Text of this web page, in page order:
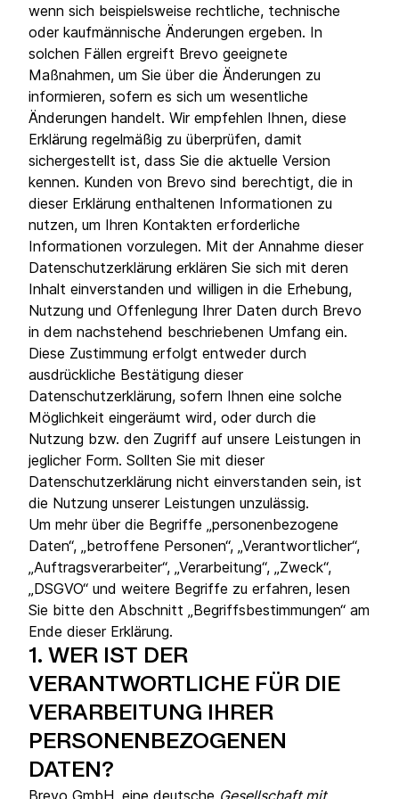
wenn sich beispielsweise rechtliche, technische
oder kaufmännische Änderungen ergeben. In
solchen Fällen ergreift Brevo geeignete
Maßnahmen, um Sie über die Änderungen zu
informieren, sofern es sich um wesentliche
Änderungen handelt. Wir empfehlen Ihnen, diese
Erklärung regelmäßig zu überprüfen, damit
sichergestellt ist, dass Sie die aktuelle Version
kennen. Kunden von Brevo sind berechtigt, die in
dieser Erklärung enthaltenen Informationen zu
nutzen, um Ihren Kontakten erforderliche
Informationen vorzulegen. Mit der Annahme dieser
Datenschutzerklärung erklären Sie sich mit deren
Inhalt einverstanden und willigen in die Erhebung,
Nutzung und Offenlegung Ihrer Daten durch Brevo
in dem nachstehend beschriebenen Umfang ein.
Diese Zustimmung erfolgt entweder durch
ausdrückliche Bestätigung dieser
Datenschutzerklärung, sofern Ihnen eine solche
Möglichkeit eingeräumt wird, oder durch die
Nutzung bzw. den Zugriff auf unsere Leistungen in
jeglicher Form. Sollten Sie mit dieser
Datenschutzerklärung nicht einverstanden sein, ist
die Nutzung unserer Leistungen unzulässig.
Um mehr über die Begriffe „personenbezogene
Daten“, „betroffene Personen“, „Verantwortlicher“,
„Auftragsverarbeiter“, „Verarbeitung“, „Zweck“,
„DSGVO“ und weitere Begriffe zu erfahren, lesen
Sie bitte den Abschnitt „Begriffsbestimmungen“ am
Ende dieser Erklärung.
1. WER IST DER
VERANTWORTLICHE FÜR DIE
VERARBEITUNG IHRER
PERSONENBEZOGENEN
DATEN?
Brevo GmbH, eine deutsche Gesellschaft mit